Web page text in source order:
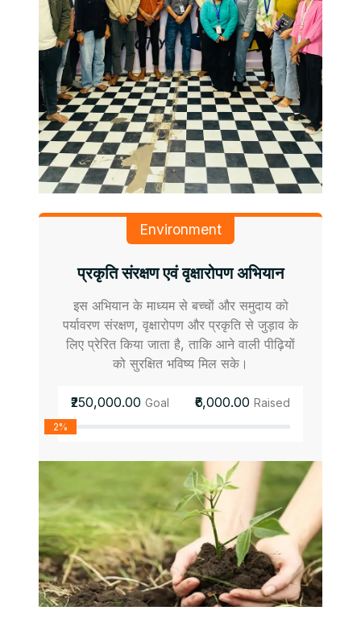
Environment
प्रकृति संरक्षण एवं वृक्षारोपण अभियान
इस अभियान के माध्यम से बच्चों और समुदाय को
पर्यावरण संरक्षण, वृक्षारोपण और प्रकृति से जुड़ाव के
लिए प्रेरित किया जाता है, ताकि आने वाली पीढ़ियों
को सुरक्षित भविष्य मिल सके।
₹250,000.00 Goal ₹6,000.00 Raised
2%